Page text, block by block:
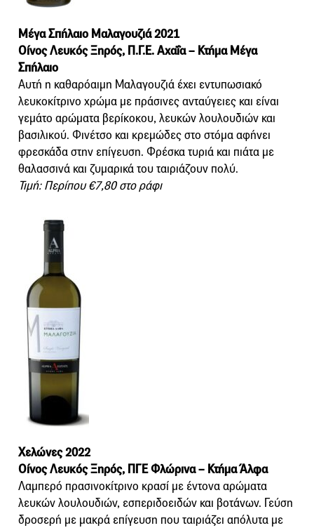
Μέγα Σπήλαιο Μαλαγουζιά 2021
Οίνος Λευκός Ξηρός, Π.Γ.Ε. Αχαΐα – Κτήμα Μέγα
Σπήλαιο
Αυτή η καθαρόαιμη Μαλαγουζιά έχει εντυπωσιακό
λευκοκίτρινο χρώμα με πράσινες ανταύγειες και είναι
γεμάτο αρώματα βερίκοκου, λευκών λουλουδιών και
βασιλικού. Φινέτσο και κρεμώδες στο στόμα αφήνει
φρεσκάδα στην επίγευση. Φρέσκα τυριά και πιάτα με
θαλασσινά και ζυμαρικά του ταιριάζουν πολύ.
Τιμή: Περίπου €7,80 στο ράφι
Χελώνες 2022
Οίνος Λευκός Ξηρός, ΠΓΕ Φλώρινα – Κτήμα Άλφα
Λαμπερό πρασινοκίτρινο κρασί με έντονα αρώματα
λευκών λουλουδιών, εσπεριδοειδών και βοτάνων. Γεύση
δροσερή με μακρά επίγευση που ταιριάζει απόλυτα με